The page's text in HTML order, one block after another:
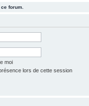
forum.
moi
lors de cette session